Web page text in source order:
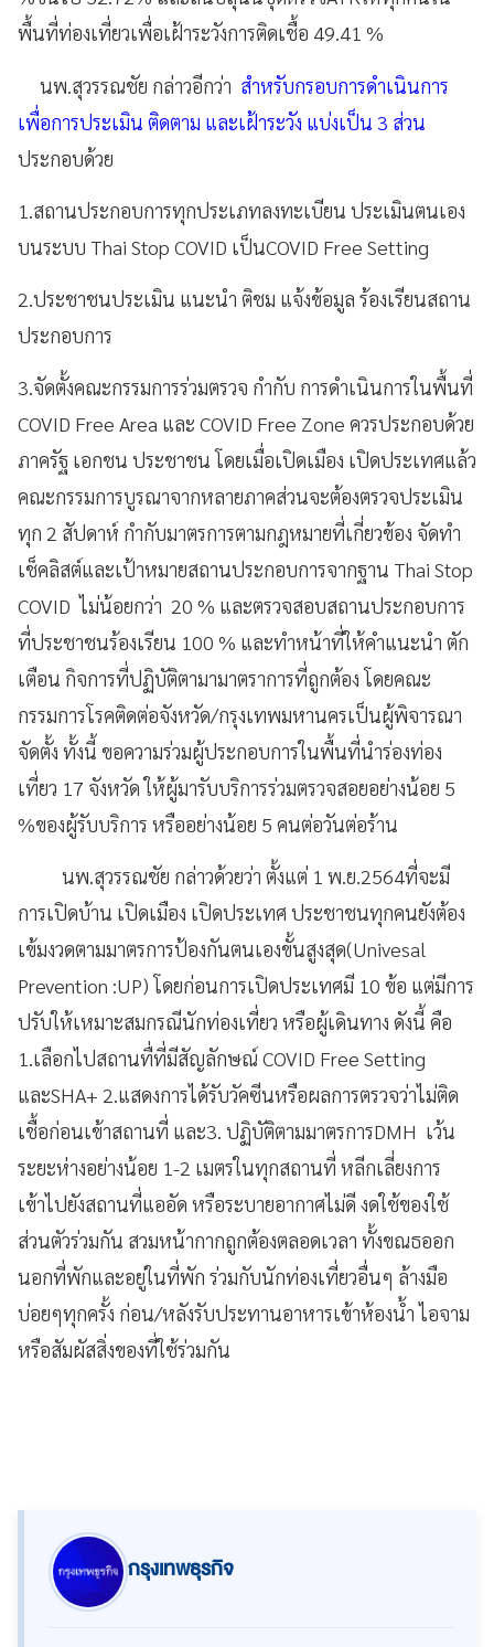
พื้นที่ท่องเที่ยวเพื่อเฝ้าระวังการติดเชื้อ 49.41 %
นพ.สุวรรณชัย กล่าวอีกว่า สำหรับกรอบการดำเนินการ
เพื่อการประเมิน ติดตาม และเฝ้าระวัง แบ่งเป็น 3 ส่วน
ประกอบด้วย
1.สถานประกอบการทุกประเภทลงทะเบียน ประเมินตนเอง
บนระบบ Thai Stop COVID เป็นCOVID Free Setting
2.ประชาชนประเมิน แนะนำ ติชม แจ้งข้อมูล ร้องเรียนสถาน
ประกอบการ
3.จัดตั้งคณะกรรมการร่วมตรวจ กำกับ การดำเนินการในพื้นที่
COVID Free Area และ COVID Free Zone ควรประกอบด้วย
ภาครัฐ เอกชน ประชาชน โดยเมื่อเปิดเมือง เปิดประเทศแล้ว
คณะกรรมการบูรณาจากหลายภาคส่วนจะต้องตรวจประเมิน
ทุก 2 สัปดาห์ กำกับมาตรการตามกฎหมายที่เกี่ยวข้อง จัดทำ
เช็คลิสต์และเป้าหมายสถานประกอบการจากฐาน Thai Stop
COVID ไม่น้อยกว่า 20 % และตรวจสอบสถานประกอบการ
ที่ประชาชนร้องเรียน 100 % และทำหน้าที่ให้คำแนะนำ ตัก
เตือน กิจการที่ปฏิบัติตามามาตราการที่ถูกต้อง โดยคณะ
กรรมการโรคติดต่อจังหวัด/กรุงเทพมหานครเป็นผู้พิจารณา
จัดตั้ง ทั้งนี้ ขอความร่วมผู้ประกอบการในพื้นที่นำร่องท่อง
เที่ยว 17 จังหวัด ให้ผู้มารับบริการร่วมตรวจสอยอย่างน้อย 5
%ของผู้รับบริการ หรืออย่างน้อย 5 คนต่อวันต่อร้าน
นพ.สุวรรณชัย กล่าวด้วยว่า ตั้งแต่ 1 พ.ย.2564ที่จะมี
การเปิดบ้าน เปิดเมือง เปิดประเทศ ประชาชนทุกคนยังต้อง
เข้มงวดตามมาตรการป้องกันตนเองขั้นสูงสุด(Univesal
Prevention :UP) โดยก่อนการเปิดประเทศมี 10 ข้อ แต่มีการ
ปรับให้เหมาะสมกรณีนักท่องเที่ยว หรือผู้เดินทาง ดังนี้ คือ
1.เลือกไปสถานทื่ที่มีสัญลักษณ์ COVID Free Setting
และSHA+ 2.แสดงการได้รับวัคซีนหรือผลการตรวจว่าไม่ติด
เชื้อก่อนเข้าสถานที่ และ3. ปฏิบัติตามมาตรการDMH เว้น
ระยะห่างอย่างน้อย 1-2 เมตรในทุกสถานที่ หลีกเลี่ยงการ
เข้าไปยังสถานที่แออัด หรือระบายอากาศไม่ดี งดใช้ของใช้
ส่วนตัวร่วมกัน สวมหน้ากากถูกต้องตลอดเวลา ทั้งขณธออก
นอกที่พักและอยู่ในที่พัก ร่วมกับนักท่องเที่ยวอื่นๆ ล้างมือ
บ่อยๆทุกครั้ง ก่อน/หลังรับประทานอาหารเข้าห้องน้ำ ไอจาม
หรือสัมผัสสิ่งของที่ใช้ร่วมกัน
กรุงเทพธุรกิจ